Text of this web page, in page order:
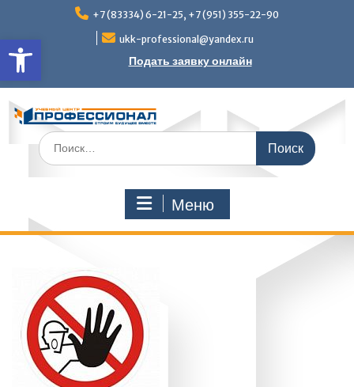
Открыть панель
содержимому
+7 (83334) 6-21-25, +7 (951) 355-22-90
ukk-professional@yandex.ru
Подать заявку онлайн
Поиск
по:
Меню